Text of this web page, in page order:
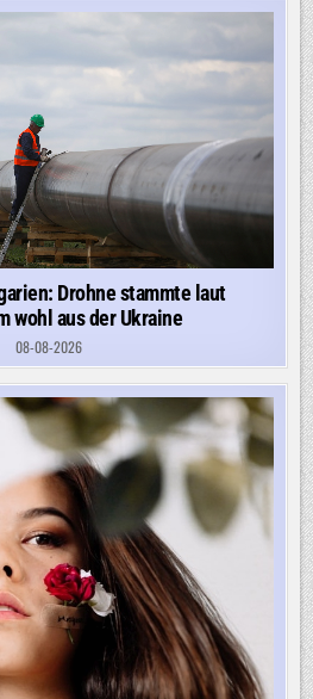
Drohne stammte laut
wohl aus der Ukraine
08-08-2026